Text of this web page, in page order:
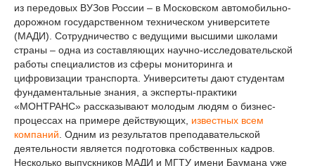
из передовых ВУЗов России – в Московском автомобильно-
дорожном государственном техническом университете
(МАДИ). Сотрудничество с ведущими высшими школами
страны – одна из составляющих научно-исследовательской
работы специалистов из сферы мониторинга и
цифровизации транспорта. Университеты дают студентам
фундаментальные знания, а эксперты-практики
«МОНТРАНС» рассказывают молодым людям о бизнес-
процессах на примере действующих, известных всем
компаний . Одним из результатов преподавательской
деятельности является подготовка собственных кадров.
Несколько выпускников МАДИ и МГТУ имени Баумана уже